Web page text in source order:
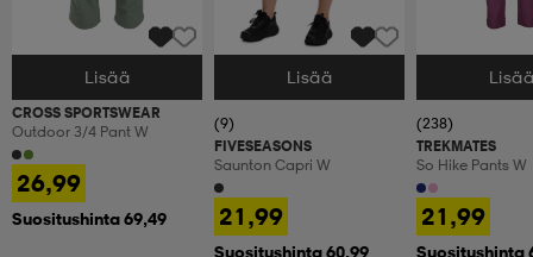
Valitse Koko
Lisää
CROSS SPORTSWEAR
Outdoor 3/4 Pant W
26,99
Suositushinta 69,49
Valitse Koko
Lisää
(9)
FIVESEASONS
Saunton Capri W
21,99
Suositushinta 60,99
Valitse Koko
(238)
TREKMATES
So Hike Pants W
21,99
Suositushinta